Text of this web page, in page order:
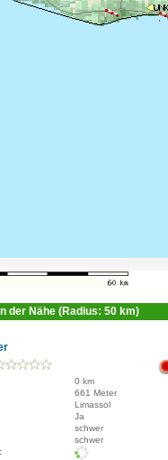
der Nähe (Radius: 50 km)
0 km
661 Meter
Limassol
Ja
schwer
schwer